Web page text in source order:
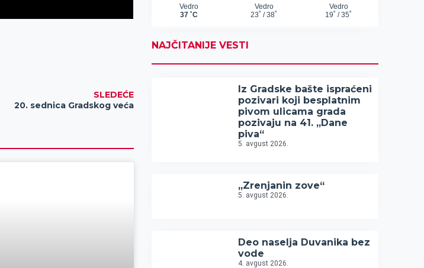
SLEDEĆE
20. sednica Gradskog veća
NAJČITANIJE VESTI
Iz Gradske bašte ispraćeni
pozivari koji besplatnim
pivom ulicama grada
pozivaju na 41. „Dane
piva“
5. avgust 2026.
„Zrenjanin zove“
5. avgust 2026.
Deo naselja Duvanika bez
vode
4. avgust 2026.